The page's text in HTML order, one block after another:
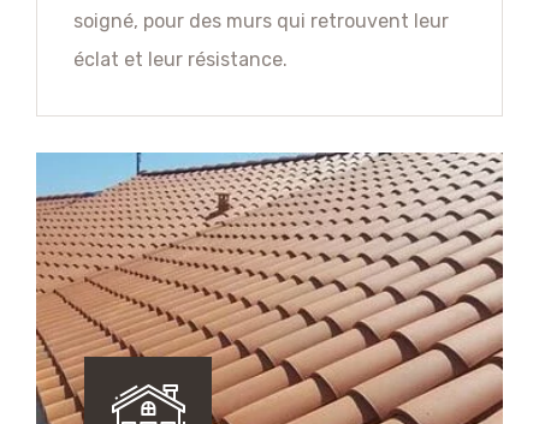
soigné, pour des murs qui retrouvent leur
éclat et leur résistance.